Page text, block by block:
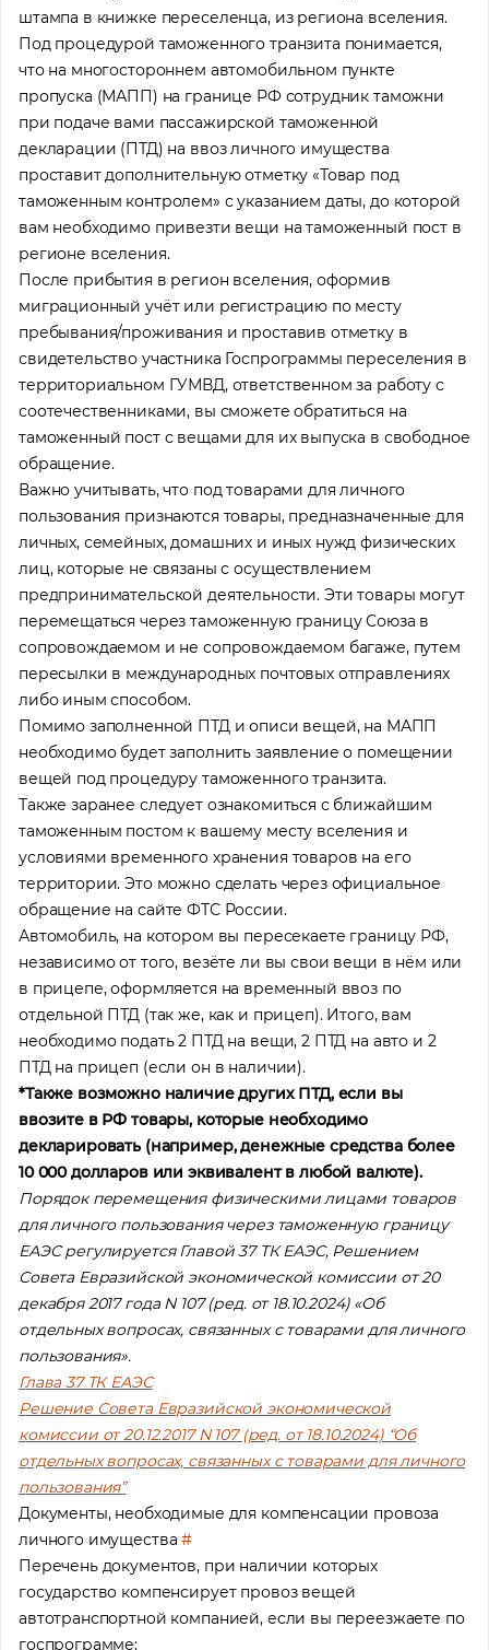
штампа в книжке переселенца, из региона вселения.
Под процедурой таможенного транзита понимается,
что на многостороннем автомобильном пункте
пропуска (МАПП) на границе РФ сотрудник таможни
при подаче вами пассажирской таможенной
декларации (ПТД) на ввоз личного имущества
проставит дополнительную отметку «Товар под
таможенным контролем» с указанием даты, до которой
вам необходимо привезти вещи на таможенный пост в
регионе вселения.
После прибытия в регион вселения, оформив
миграционный учёт или регистрацию по месту
пребывания/проживания и проставив отметку в
свидетельство участника Госпрограммы переселения в
территориальном ГУМВД, ответственном за работу с
соотечественниками, вы сможете обратиться на
таможенный пост с вещами для их выпуска в свободное
обращение.
Важно учитывать, что под товарами для личного
пользования признаются товары, предназначенные для
личных, семейных, домашних и иных нужд физических
лиц, которые не связаны с осуществлением
предпринимательской деятельности. Эти товары могут
перемещаться через таможенную границу Союза в
сопровождаемом и не сопровождаемом багаже, путем
пересылки в международных почтовых отправлениях
либо иным способом.
Помимо заполненной ПТД и описи вещей, на МАПП
необходимо будет заполнить заявление о помещении
вещей под процедуру таможенного транзита.
Также заранее следует ознакомиться с ближайшим
таможенным постом к вашему месту вселения и
условиями временного хранения товаров на его
территории. Это можно сделать через официальное
обращение на сайте ФТС России.
Автомобиль, на котором вы пересекаете границу РФ,
независимо от того, везёте ли вы свои вещи в нём или
в прицепе, оформляется на временный ввоз по
отдельной ПТД (так же, как и прицеп). Итого, вам
необходимо подать 2 ПТД на вещи, 2 ПТД на авто и 2
ПТД на прицеп (если он в наличии).
*Также возможно наличие других ПТД, если вы
ввозите в РФ товары, которые необходимо
декларировать (например, денежные средства более
10 000 долларов или эквивалент в любой валюте).
Порядок перемещения физическими лицами товаров
для личного пользования через таможенную границу
ЕАЭС регулируется Главой 37 ТК ЕАЭС, Решением
Совета Евразийской экономической комиссии от 20
декабря 2017 года N 107 (ред. от 18.10.2024) «Об
отдельных вопросах, связанных с товарами для личного
пользования».
Глава 37 ТК ЕАЭС
Решение Совета Евразийской экономической
комиссии от 20.12.2017 N 107 (ред. от 18.10.2024) “Об
отдельных вопросах, связанных с товарами для личного
пользования”
Документы, необходимые для компенсации провоза
личного имущества#
Перечень документов, при наличии которых
государство компенсирует провоз вещей
автотранспортной компанией, если вы переезжаете по
госпрограмме:
в трудоустройстве
заявку и мы подберем вам доступные варианты
в интересующей вас локации
Ваше имя